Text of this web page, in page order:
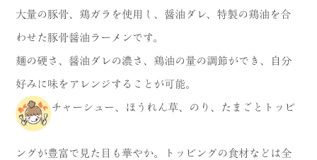
大量の豚骨、鶏ガラを使用し、醤油ダレ、特製の鶏油を合
わせた豚骨醤油ラーメンです。
麺の硬さ、醤油ダレの濃さ、鶏油の量の調節ができ、自分
好みに味をアレンジすることが可能。
チャーシュー、ほうれん草、のり、たまごとトッピ
ングが豊富で見た目も華やか。トッピングの食材などは全